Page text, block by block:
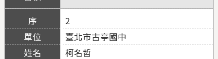
2
臺北市古亭國中
柯名哲